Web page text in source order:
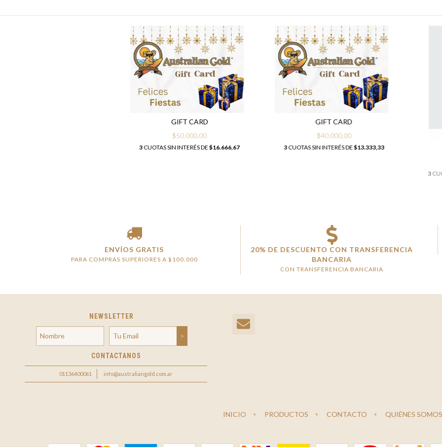
GIFT CARD
$50.000,00
3CUOTAS SIN INTERÉS DE$16.666,67
GIFT CARD
$40.000,00
3CUOTAS SIN INTERÉS DE$13.333,33
3
ENVÍOS GRATIS
PARA COMPRAS SUPERIORES A $100.000
20% DE DESCUENTO CON TRANSFERENCIA
BANCARIA
CON TRANSFERENCIA BANCARIA
NEWSLETTER
CONTACTANOS
01136400061 info@australiangold.com.ar
INICIO PRODUCTOS CONTACTO QUIÉNES SOMOS